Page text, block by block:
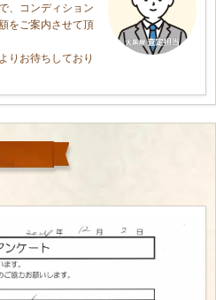
、コンディション
をご案内させて頂
りお待ちしており